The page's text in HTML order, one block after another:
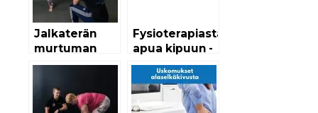
Jalkaterän
murtuman
kuntoutus -
jälkeen
Fysioterapiasta
apua kipuun -
Älä jää kivun
kanssa yksin